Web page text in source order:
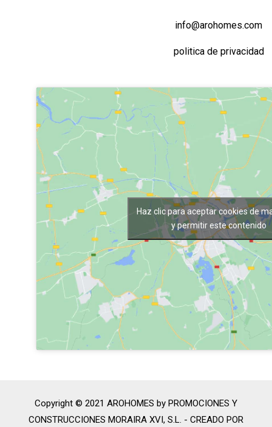
info@arohomes.com
politica de privacidad
Haz clic para aceptar cookies de
y permitir este contenido
Copyright © 2021 AROHOMES by PROMOCIONES Y
CONSTRUCCIONES MORAIRA XVI, S.L. - CREADO POR